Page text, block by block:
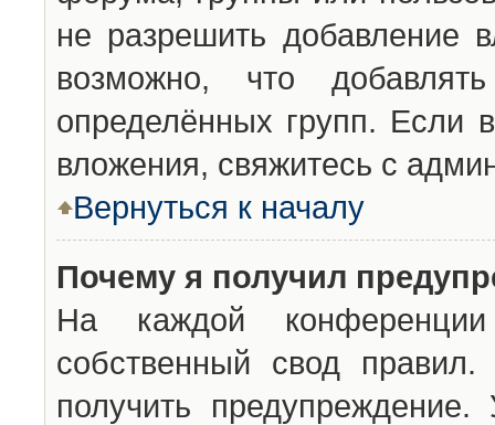
не разрешить добавление
возможно, что
определённых групп. Если
вложения, свяжитесь с
Вернуться к началу
Почему я получил
На каждой конференции
собственный свод
получить